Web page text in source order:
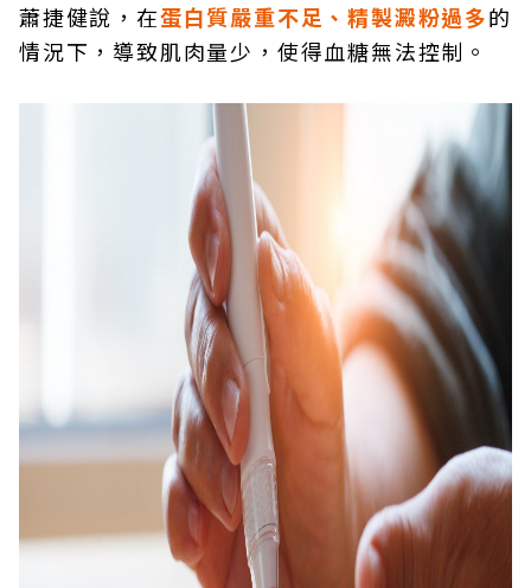
蕭捷健說，在蛋白質嚴重不足、精製澱粉過多的
情況下，導致肌肉量少，使得血糖無法控制。